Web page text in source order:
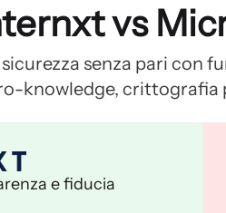
vs
senza pari con
knowledge,
e fiducia